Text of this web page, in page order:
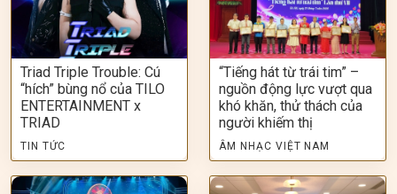
Triad Triple Trouble: Cú
“hích” bùng nổ của TILO
ENTERTAINMENT x
TRIAD
TIN TỨC
“Tiếng hát từ trái tim” –
nguồn động lực vượt qua
khó khăn, thử thách của
người khiếm thị
ÂM NHẠC VIỆT NAM